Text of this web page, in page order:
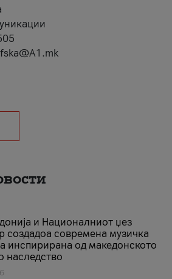
и Националниот џез
создадоа современа музичка
инспирирана од македонското
наследство